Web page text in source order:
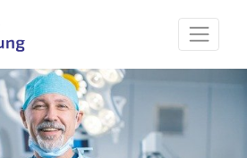
Facharztvermittlung